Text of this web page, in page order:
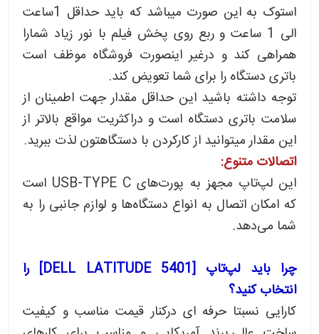
استوک به این صورت میباشد که باید حداقل 1ساعت
الی 1 ساعت و ربع روی پخش فیلم با نور زیاد شمارا
همراهی کند و درغیر اینصورت فروشگاه موظف است
باتری دستگاه را برای شما تعویض کند.
توجه داشته باشید این حداقل مقدار جهت اطمینان از
سلامت باتری دستگاه است و دراکثریت مواقع بالاتر از
این مقدار میتوانید از کارکردن با دستگاهتون لذت ببرید.
اتصالات متنوع:
این لپ‌تاپ مجهز به پورت‌های USB-TYPE C است
که امکان اتصال به انواع دستگاه‌ها و لوازم جانبی را به
شما می‌دهد.
چرا باید لپ‌تاپ [DELL LATITUDE 5401] را
انتخاب کنید؟
کارایی نسبتا حرفه ای درکنار قیمت مناسب و کیفیت